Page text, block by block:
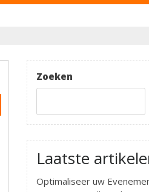
Zoeken
Laatste
Optimaliseer uw